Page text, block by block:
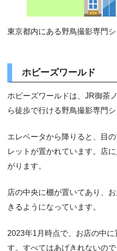
東京都内にある野鳥撮影専門シ
ホビーズワールド
ホビーズワールドは、JR御茶
ら徒歩で行ける野鳥撮影専門シ
エレベータから降りると、目
レットが置かれています。店
がります。
店の中央に棚が置いてあり、
きるようになっています。
2023年1月時点で、お店の中に
す。すべてはあげきれないの